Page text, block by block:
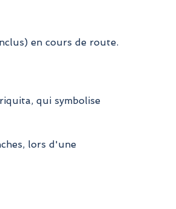
en cours de route.
qui symbolise
lors d'une